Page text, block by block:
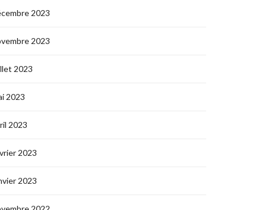
2023
2023
2023
2023
2023
2023
2023